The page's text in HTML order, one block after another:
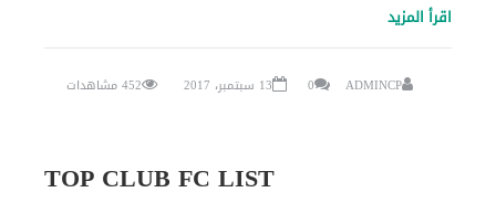
اقرأ المزيد
ADMINCP
0 13 سبتمبر، 2017 452 مشاهدات
TOP CLUB FC LIST